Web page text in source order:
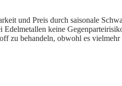
und Preis durch saisonale
keine
zu behandeln, obwohl es vielmehr